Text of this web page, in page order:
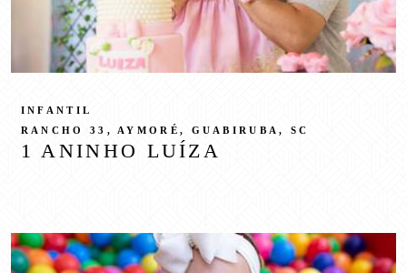
1 ANINHO LUÍZA
INFANTIL
RANCHO 33, AYMORÉ, GUABIRUBA, SC